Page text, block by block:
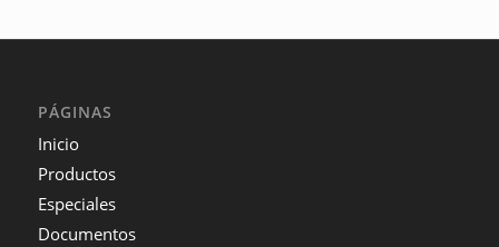
PÁGINAS
Inicio
Productos
Especiales
Documentos